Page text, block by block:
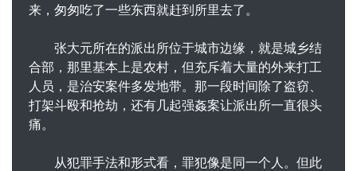
来，匆匆吃了一些东西就赶到所里去了。
张大元所在的派出所位于城市边缘，就是城乡结
合部，那里基本上是农村，但充斥着大量的外来打工
人员，是治安案件多发地带。那一段时间除了盗窃、
打架斗殴和抢劫，还有几起强姦案让派出所一直很头
痛。
从犯罪手法和形式看，罪犯像是同一个人。但此